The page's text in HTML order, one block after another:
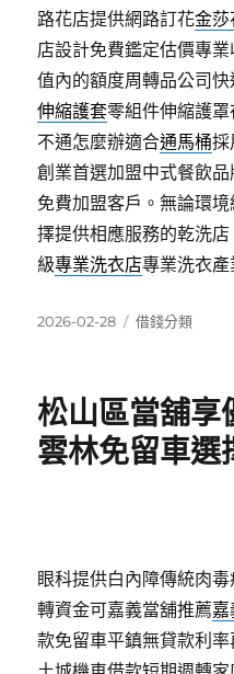
路花店提供網路訂花金
店設計免費鑑定估價專
值內的額度周轉品公司
伸縮護套零組件伸縮護
不通怎麼辦適合通馬桶採
創業首選加盟中式餐飲品
免費加盟客戶。無論環
擇提供相應服務的乾洗
級專業洗衣店專業洗衣
發
2026-02-28
分
借錢分類
松山區當舖享
雲林免留車選
眼科提供白內障傳統肉
轉資金可嘉義當舖推薦
款免留車平鎮無貸款利